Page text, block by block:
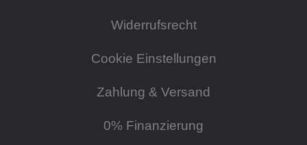
Widerrufsrecht
Cookie Einstellungen
Zahlung & Versand
0% Finanzierung